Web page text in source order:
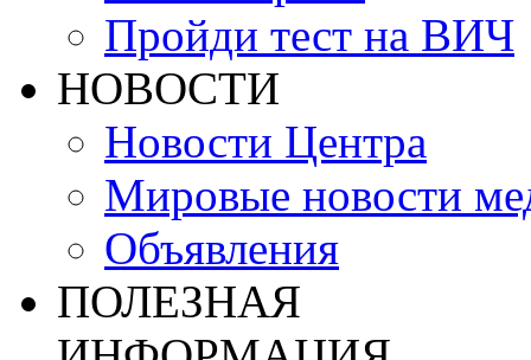
Пройди тест на ВИЧ
НОВОСТИ
Новости Центра
Мировые новости
Объявления
ПОЛЕЗНАЯ